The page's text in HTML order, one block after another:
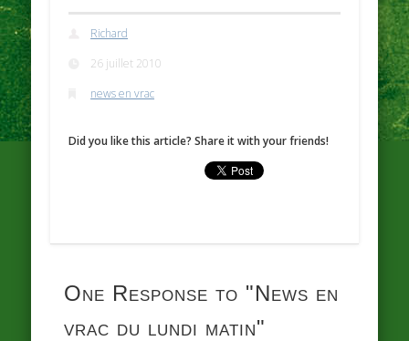
Richard
26 juillet 2010
news en vrac
Did you like this article? Share it with your friends!
One Response to "News en
vrac du lundi matin"